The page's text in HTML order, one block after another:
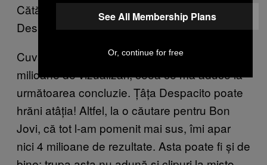
Cătălina Gheorghiu și varianta ei pentru
Despacito.
Cuvântul ăsta în titlul i-a adus și ei vreo 5,8
milioane de vizualizări, ceea ce mă aduce la
următoarea concluzie. Țâța Despacito poate
hrăni atâția! Altfel, la o căutare pentru Bon
Jovi, că tot l-am pomenit mai sus, îmi apar
nici 4 milioane de rezultate. Asta poate fi și de
See All Membership Plans
Or, continue for free